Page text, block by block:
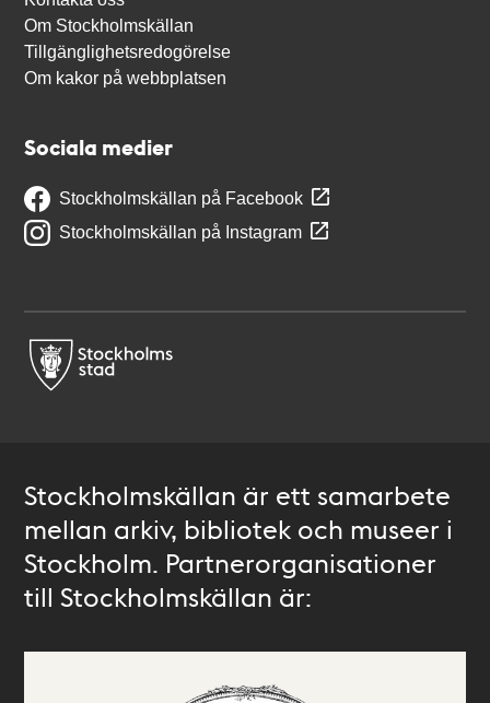
Om Stockholmskällan
Tillgänglighetsredogörelse
Om kakor på webbplatsen
Sociala medier
Stockholmskällan på Facebook
Stockholmskällan på Instagram
Stockholmskällan är ett samarbete
mellan arkiv, bibliotek och museer i
Stockholm. Partnerorganisationer
till Stockholmskällan är: